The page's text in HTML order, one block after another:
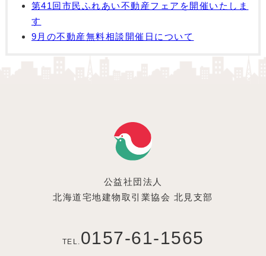
第41回市民ふれあい不動産フェアを開催いたしま
す
9月の不動産無料相談開催日について
公益社団法人
北海道宅地建物取引業協会 北見支部
TEL. 0157-61-1565